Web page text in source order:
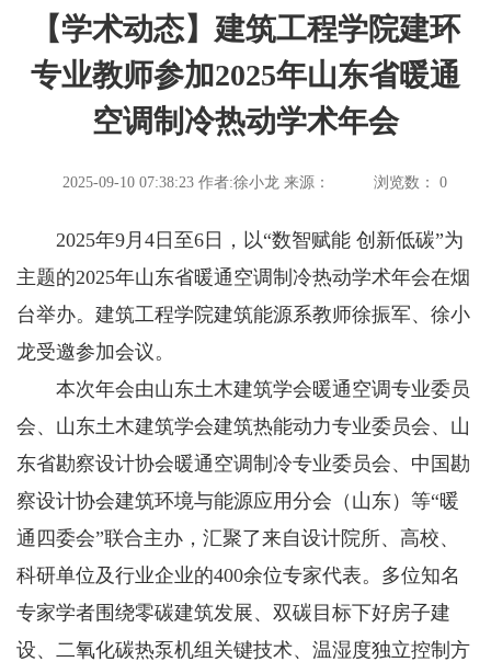
【学术动态】建筑工程学院建环
专业教师参加2025年山东省暖通
空调制冷热动学术年会
2025-09-10 07:38:23 作者:徐小龙 来源： 浏览数： 0
2025年9月4日至6日，以“数智赋能 创新低碳”为
主题的2025年山东省暖通空调制冷热动学术年会在烟
台举办。建筑工程学院建筑能源系教师徐振军、徐小
龙受邀参加会议。
本次年会由山东土木建筑学会暖通空调专业委员
会、山东土木建筑学会建筑热能动力专业委员会、山
东省勘察设计协会暖通空调制冷专业委员会、中国勘
察设计协会建筑环境与能源应用分会（山东）等“暖
通四委会”联合主办，汇聚了来自设计院所、高校、
科研单位及行业企业的400余位专家代表。多位知名
专家学者围绕零碳建筑发展、双碳目标下好房子建
设、二氧化碳热泵机组关键技术、温湿度独立控制方